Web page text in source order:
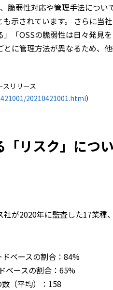
脆弱性対応や管理手法につい
示されています。 さらに当
「OSSの脆弱性は日々発見を
に管理方法が異なるため、
リリース
20210421001.html）
リスク」につ
が2020年に監査した17業種
ベースの割合：84%
ベースの割合：65%
（平均）：158